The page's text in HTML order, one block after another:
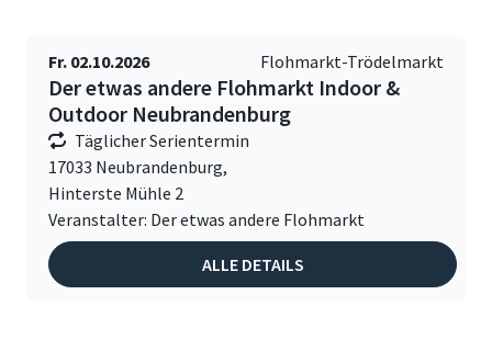
Fr. 02.10.2026 Flohmarkt-Trödelmarkt
Der etwas andere Flohmarkt Indoor &
Outdoor Neubrandenburg
Täglicher Serientermin
17033 Neubrandenburg,
Hinterste Mühle 2
Veranstalter: Der etwas andere Flohmarkt
ALLE DETAILS